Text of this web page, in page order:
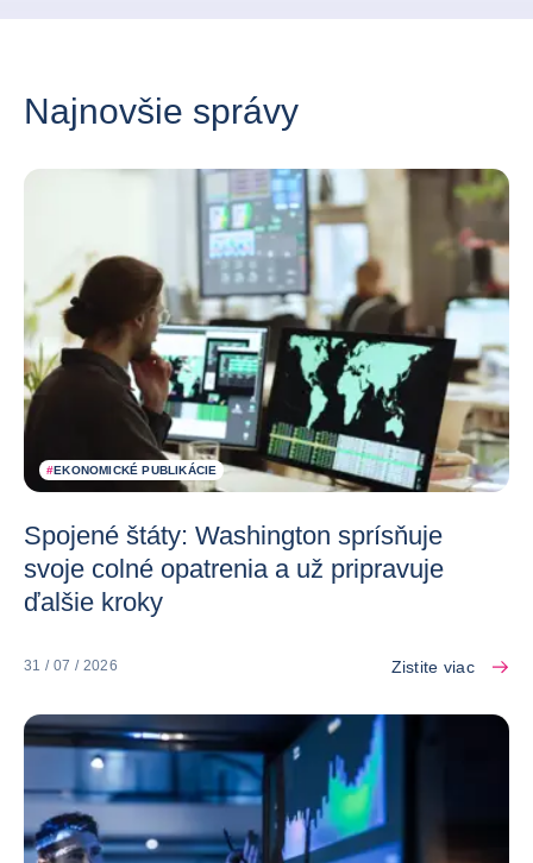
Najnovšie správy
#EKONOMICKÉ PUBLIKÁCIE
Spojené štáty: Washington sprísňuje
svoje colné opatrenia a už pripravuje
ďalšie kroky
31 / 07 / 2026 Zistite viac